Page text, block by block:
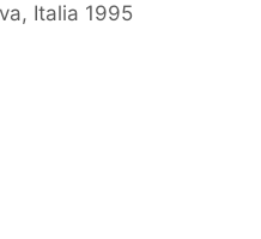
Italia 1995